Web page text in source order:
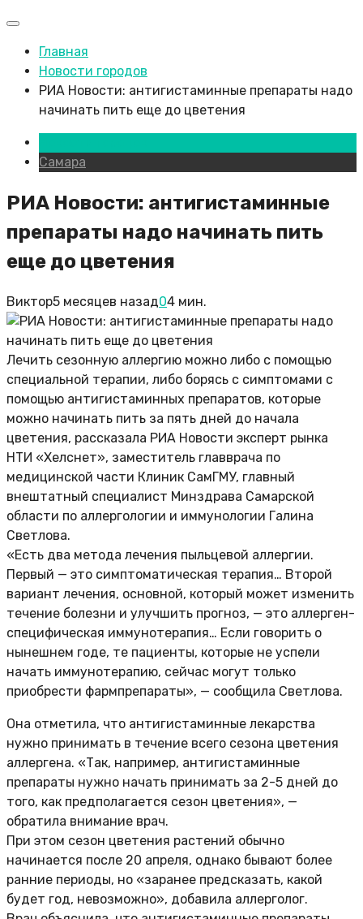
Главная
Новости городов
РИА Новости: антигистаминные препараты надо
начинать пить еще до цветения
Самара
РИА Новости: антигистаминные
препараты надо начинать пить
еще до цветения
Виктор5 месяцев назад04 мин.
Лечить сезонную аллергию можно либо с помощью
специальной терапии, либо борясь с симптомами с
помощью антигистаминных препаратов, которые
можно начинать пить за пять дней до начала
цветения, рассказала РИА Новости эксперт рынка
НТИ «Хелснет», заместитель главврача по
медицинской части Клиник СамГМУ, главный
внештатный специалист Минздрава Самарской
области по аллергологии и иммунологии Галина
Светлова.
«Есть два метода лечения пыльцевой аллергии.
Первый — это симптоматическая терапия… Второй
вариант лечения, основной, который может изменить
течение болезни и улучшить прогноз, — это аллерген-
специфическая иммунотерапия… Если говорить о
нынешнем годе, те пациенты, которые не успели
начать иммунотерапию, сейчас могут только
приобрести фармпрепараты», — сообщила Светлова.
Она отметила, что антигистаминные лекарства
нужно принимать в течение всего сезона цветения
аллергена. «Так, например, антигистаминные
препараты нужно начать принимать за 2-5 дней до
того, как предполагается сезон цветения», —
обратила внимание врач.
При этом сезон цветения растений обычно
начинается после 20 апреля, однако бывают более
ранние периоды, но «заранее предсказать, какой
будет год, невозможно», добавила аллерголог.